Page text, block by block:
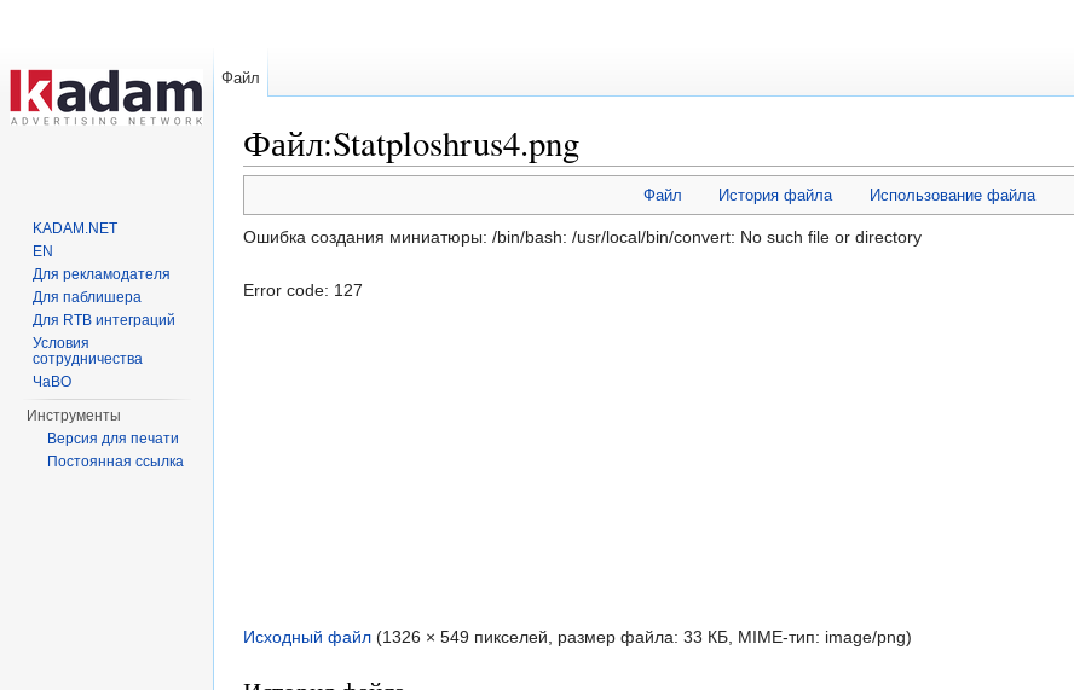
Файл:Statploshrus4.png
Перейти к:навигация,поиск
Файл История файла Использование файла
Ошибка создания миниатюры: /bin/bash: /usr/local/bin/convert: No such file or directory
Error code: 127
Исходный файл (1326 × 549 пикселей, размер файла: 33 КБ, MIME-тип: image/png)
Файл
KADAM.NET
EN
Для рекламодателя
Для паблишера
Для RTB интеграций
Условия
сотрудничества
ЧаВО
Инструменты
Версия для печати
Постоянная ссылка